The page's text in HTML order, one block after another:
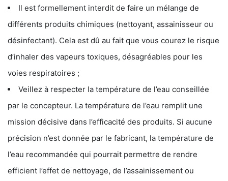
Il est formellement interdit de faire un mélange de
différents produits chimiques (nettoyant, assainisseur ou
désinfectant). Cela est dû au fait que vous courez le risque
d’inhaler des vapeurs toxiques, désagréables pour les
voies respiratoires ;
Veillez à respecter la température de l’eau conseillée
par le concepteur. La température de l’eau remplit une
mission décisive dans l’efficacité des produits. Si aucune
précision n’est donnée par le fabricant, la température de
l’eau recommandée qui pourrait permettre de rendre
efficient l’effet de nettoyage, de l’assainissement ou